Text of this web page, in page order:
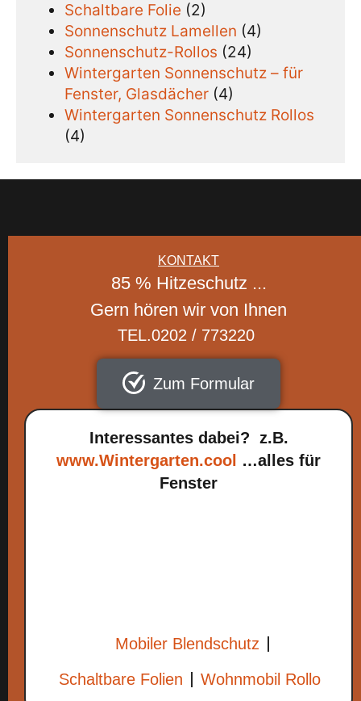
Schaltbare Folie (2)
Sonnenschutz Lamellen (4)
Sonnenschutz-Rollos (24)
Wintergarten Sonnenschutz – für
Fenster, Glasdächer (4)
Wintergarten Sonnenschutz Rollos
(4)
KONTAKT
85 % Hitzeschutz ...
Gern hören wir von Ihnen
TEL.0202 / 773220
Zum Formular
Interessantes dabei? z.B.
www.Wintergarten.cool
…alles für
Fenster
Mobiler Blendschutz
Schaltbare Folien
Wohnmobil Rollo